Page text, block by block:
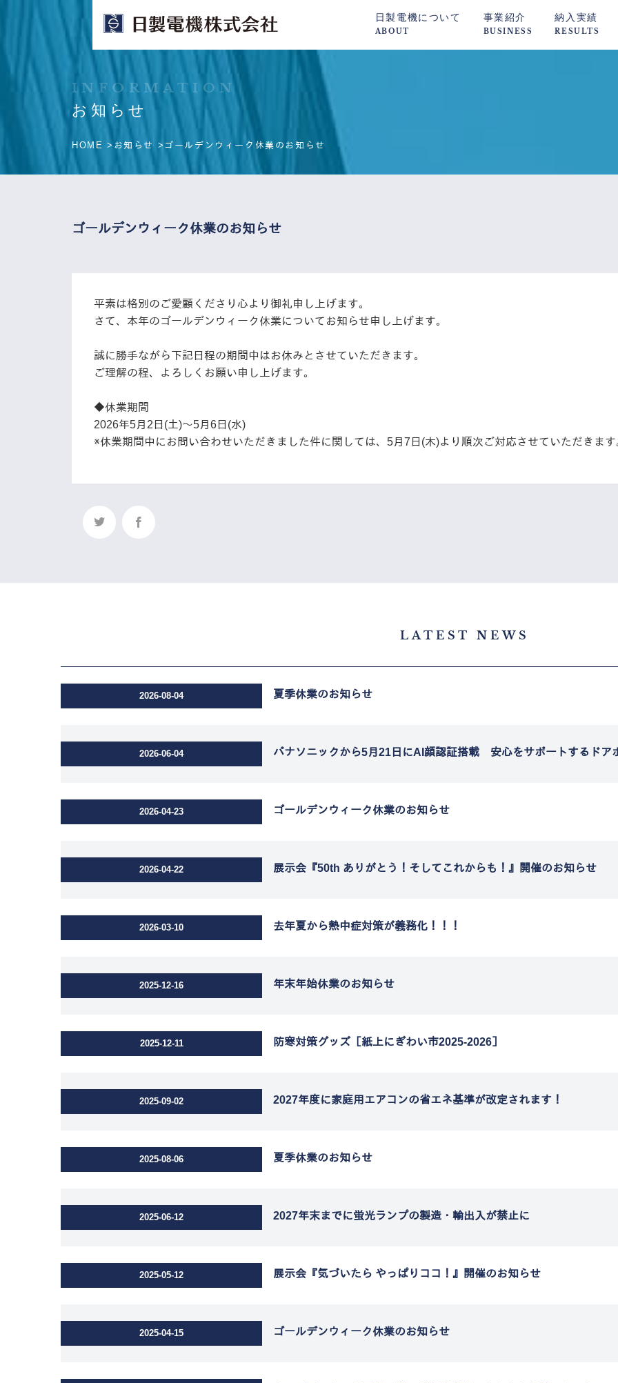
日製電機について
ABOUT
事業紹介
BUSINESS
納入実績
RESULTS
INFORMATION
お知らせ
HOME > お知らせ > ゴールデンウィーク休業のお知らせ
ゴールデンウィーク休業のお知らせ
平素は格別のご愛顧くださり心より御礼申し上げます。
さて、本年のゴールデンウィーク休業についてお知らせ申し上げます。
誠に勝手ながら下記日程の期間中はお休みとさせていただきます。
ご理解の程、よろしくお願い申し上げます。
◆休業期間
2026年5月2日(土)～5月6日(水)
※休業期間中にお問い合わせいただきました件に関しては、5月7日(木)より順次ご対応させていただきます
LATEST NEWS
2026-08-04 夏季休業のお知らせ
2026-06-04 パナソニックから5月21日にAI顔認証搭載 安心をサポートするドア
2026-04-23 ゴールデンウィーク休業のお知らせ
2026-04-22 展示会『50th ありがとう！そしてこれからも！』開催のお知らせ
2026-03-10 去年夏から熱中症対策が義務化！！！
2025-12-16 年末年始休業のお知らせ
2025-12-11 防寒対策グッズ［紙上にぎわい市2025-2026］
2025-09-02 2027年度に家庭用エアコンの省エネ基準が改定されます！
2025-08-06 夏季休業のお知らせ
2025-06-12 2027年末までに蛍光ランプの製造・輸出入が禁止に
2025-05-12 展示会『気づいたら やっぱりココ！』開催のお知らせ
2025-04-15 ゴールデンウィーク休業のお知らせ